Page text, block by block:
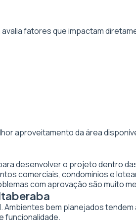
fatores que impactam
aproveitamento da área
desenvolver o projeto dentro
comerciais, condomínios e
com aprovação são muito
bem planejados
funcionalidade.